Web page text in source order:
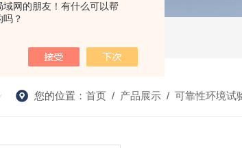
域网的朋友！有什么可以帮
吗？
您的位置： 首页/ 产品展示/ 可靠性环境试